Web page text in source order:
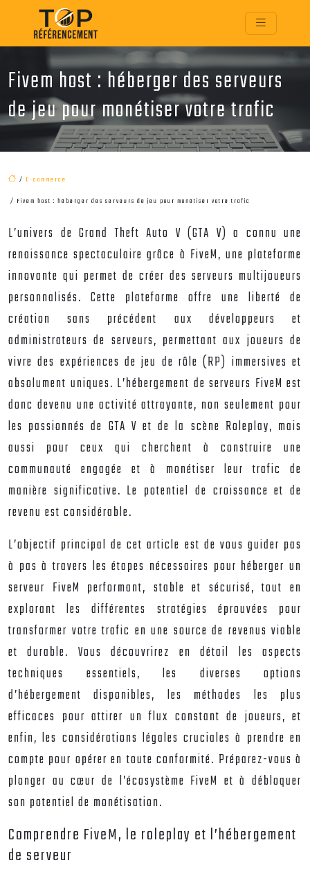
Fivem host : héberger des serveurs
de jeu pour monétiser votre trafic
/ E-commerce
/ Fivem host : héberger des serveurs de jeu pour monétiser votre trafic
L’univers de Grand Theft Auto V (GTA V) a connu une
renaissance spectaculaire grâce à FiveM, une plateforme
innovante qui permet de créer des serveurs multijoueurs
personnalisés. Cette plateforme offre une liberté de
création sans précédent aux développeurs et
administrateurs de serveurs, permettant aux joueurs de
vivre des expériences de jeu de rôle (RP) immersives et
absolument uniques. L’hébergement de serveurs FiveM est
donc devenu une activité attrayante, non seulement pour
les passionnés de GTA V et de la scène Roleplay, mais
aussi pour ceux qui cherchent à construire une
communauté engagée et à monétiser leur trafic de
manière significative. Le potentiel de croissance et de
revenu est considérable.
L’objectif principal de cet article est de vous guider pas
à pas à travers les étapes nécessaires pour héberger un
serveur FiveM performant, stable et sécurisé, tout en
explorant les différentes stratégies éprouvées pour
transformer votre trafic en une source de revenus viable
et durable. Vous découvrirez en détail les aspects
techniques essentiels, les diverses options
d’hébergement disponibles, les méthodes les plus
efficaces pour attirer un flux constant de joueurs, et
enfin, les considérations légales cruciales à prendre en
compte pour opérer en toute conformité. Préparez-vous à
plonger au cœur de l’écosystème FiveM et à débloquer
son potentiel de monétisation.
Comprendre FiveM, le roleplay et l’hébergement
de serveur